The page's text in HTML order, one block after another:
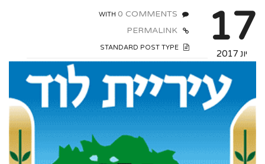
17
יונ 2017
0 COMMENTS